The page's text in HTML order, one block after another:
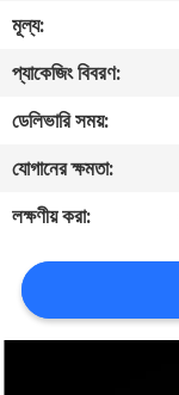
ভ্রমণ
মান
নিয়ন্ত্রণ
যোগাযোগ
করুন
মূল্য:
প্যাকেজিং বিবরণ:
ডেলিভারি সময়:
যোগানের ক্ষমতা:
লক্ষণীয় করা: